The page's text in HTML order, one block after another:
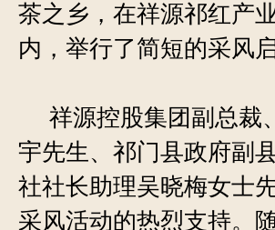
茶之乡，在祥源祁红产
内，举行了简短的采风
祥源控股集团副总裁
宇先生、祁门县政府副
社社长助理吴晓梅女士
采风活动的热烈支持。